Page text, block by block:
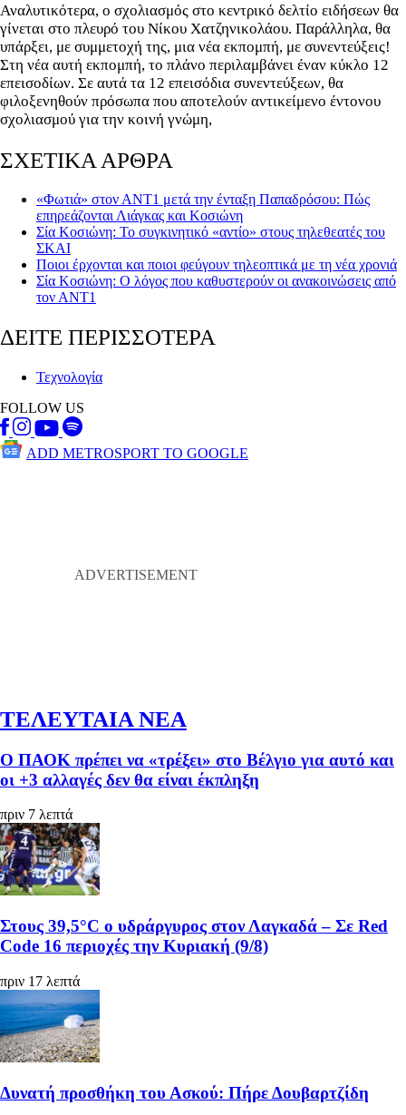
Αναλυτικότερα, ο σχολιασμός στο κεντρικό δελτίο ειδήσεων θα
γίνεται στο πλευρό του Νίκου Χατζηνικολάου. Παράλληλα, θα
υπάρξει, με συμμετοχή της, μια νέα εκπομπή, με συνεντεύξεις!
Στη νέα αυτή εκπομπή, το πλάνο περιλαμβάνει έναν κύκλο 12
επεισοδίων. Σε αυτά τα 12 επεισόδια συνεντεύξεων, θα
φιλοξενηθούν πρόσωπα που αποτελούν αντικείμενο έντονου
σχολιασμού για την κοινή γνώμη,
ΣΧΕΤΙΚΑ ΑΡΘΡΑ
«Φωτιά» στον ΑΝΤ1 μετά την ένταξη Παπαδρόσου: Πώς
επηρεάζονται Λιάγκας και Κοσιώνη
Σία Κοσιώνη: Το συγκινητικό «αντίο» στους τηλεθεατές του
ΣΚΑΙ
Ποιοι έρχονται και ποιοι φεύγουν τηλεοπτικά με τη νέα χρονιά
Σία Κοσιώνη: Ο λόγος που καθυστερούν οι ανακοινώσεις από
τον ΑΝΤ1
ΔΕΙΤΕ ΠΕΡΙΣΣΟΤΕΡΑ
Τεχνολογία
FOLLOW US
ADD METROSPORT TO GOOGLE
ΤΕΛΕΥΤΑΙΑ ΝΕΑ
Ο ΠΑΟΚ πρέπει να «τρέξει» στο Βέλγιο για αυτό και
οι +3 αλλαγές δεν θα είναι έκπληξη
πριν 7 λεπτά
Στους 39,5°C ο υδράργυρος στον Λαγκαδά – Σε Red
Code 16 περιοχές την Κυριακή (9/8)
πριν 17 λεπτά
Δυνατή προσθήκη του Ασκού: Πήρε Δουβαρτζίδη